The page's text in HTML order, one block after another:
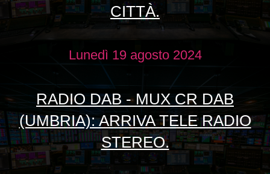
CITTÀ.
Lunedì 19 agosto 2024
RADIO DAB - MUX CR DAB
(UMBRIA): ARRIVA TELE RADIO
STEREO.